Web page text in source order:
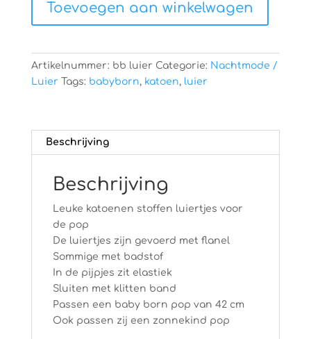
de
born
aantal
Toevoegen aan winkelwagen
Artikelnummer: bb luier Categorie: Nachtmode /
Luier Tags: babyborn, katoen, luier
Beschrijving
Beschrijving
Leuke katoenen stoffen luiertjes voor
de pop
De luiertjes zijn gevoerd met flanel
Sommige met badstof
In de pijpjes zit elastiek
Sluiten met klitten band
Passen een baby born pop van 42 cm
Ook passen zij een zonnekind pop